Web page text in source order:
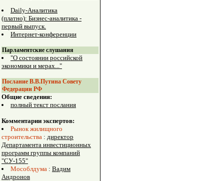
Daily-Аналитика
(платно): Бизнес-аналитика -
первый выпуск.
Интернет-конференции
Парламентские слушания
"О состоянии российской
экономики и мерах..."
Послание В.В.Путина Совету
Федерации РФ
Общие сведения:
полный текст послания
Комментарии экспертов:
Рынок жилищного
строительства : директор
Департамента инвестиционных
программ группы компаний
"СУ-155"
Мособлдума : Вадим
Андронов